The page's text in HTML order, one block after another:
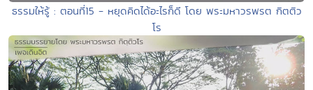
ธรรมให้รู้ : ตอนที่15 - หยุดคิดได้อะไรก็ดี โดย พระมหาวรพรต กิตติว
โร